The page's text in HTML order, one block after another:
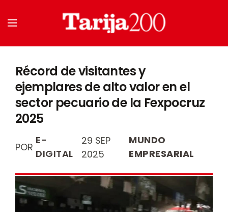
Récord de visitantes y
ejemplares de alto valor en el
sector pecuario de la Fexpocruz
2025
POR
E-
DIGITAL
29 SEP
2025
MUNDO
EMPRESARIAL